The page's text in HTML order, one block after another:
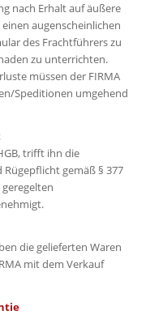
nach Erhalt auf äußere
augenscheinlichen
des Frachtführers zu
zu unterrichten.
müssen der FIRMA
Speditionen umgehend
trifft ihn die
gemäß § 377
die gelieferten Waren
mit dem Verkauf